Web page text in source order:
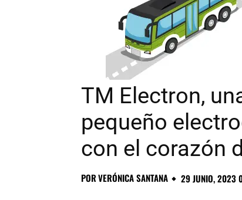
TM Electron,
pequeño
con el corazón
PORVERÓNICA SANTANA 29 JUNIO, 2023